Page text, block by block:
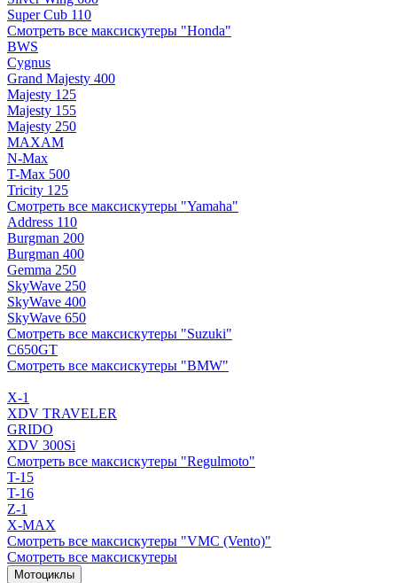
Super Cub 110
Смотреть все максискутеры "Honda"
BWS
Cygnus
Grand Majesty 400
Majesty 125
Majesty 155
Majesty 250
MAXAM
N-Max
T-Max 500
Tricity 125
Смотреть все максискутеры "Yamaha"
Address 110
Burgman 200
Burgman 400
Gemma 250
SkyWave 250
SkyWave 400
SkyWave 650
Смотреть все максискутеры "Suzuki"
C650GT
Смотреть все максискутеры "BMW"
X-1
XDV TRAVELER
GRIDO
XDV 300Si
Смотреть все максискутеры "Regulmoto"
T-15
T-16
Z-1
X-MAX
Смотреть все максискутеры "VMC (Vento)"
Смотреть все максискутеры
Мотоциклы